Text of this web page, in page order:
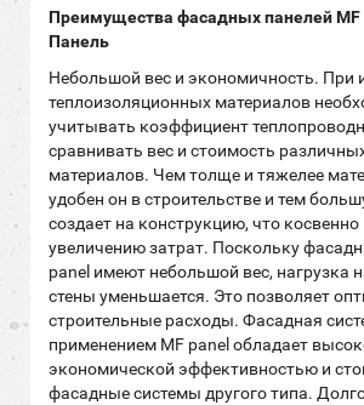
Преимущества фасадных панелей
Панель
Небольшой вес и экономичность. При
теплоизоляционных материалов
учитывать коэффициент
сравнивать вес и стоимость
материалов. Чем толще и тяжелее
удобен он в строительстве и тем
создает на конструкцию, что косвенно
увеличению затрат. Поскольку
panel имеют небольшой вес, нагрузка
стены уменьшается. Это позволяет
строительные расходы. Фасадная
применением MF panel обладает
экономической эффективностью и
фасадные системы другого типа.